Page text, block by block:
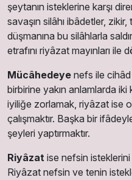
şeytanın isteklerine karşı
savaşın silâhı ibâdetler,
düşmanına bu silâhlarla
etrafını riyâzat mayınları ile
Mücâhedeye nefs ile
birbirine yakın anlamlarda
iyiliğe zorlamak, riyâzat ise
çalışmaktır. Başka bir
şeyleri yaptırmaktır.
Riyâzat ise nefsin isteklerini
Riyâzat nefsin ve tenin